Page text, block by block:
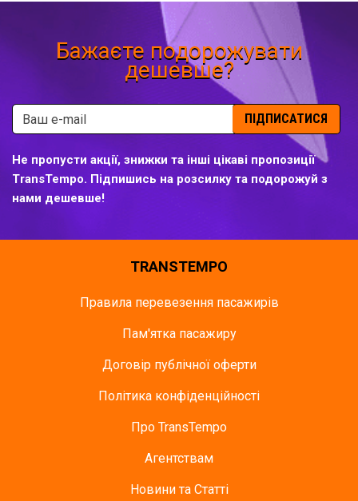
Бажаєте подорожувати
дешевше?
ПІДПИСАТИСЯ
Не пропусти акції, знижки та інші цікаві пропозиції
TransTempo. Підпишись на розсилку та подорожуй з
нами дешевше!
TRANSTEMPO
Правила перевезення пасажирів
Пам'ятка пасажиру
Договір публічної оферти
Політика конфіденційності
Про TransTempo
Агентствам
Новини та Статті